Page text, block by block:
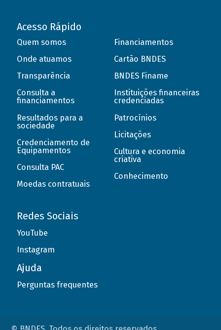
Acesso Rápido
Quem somos
Onde atuamos
Transparência
Consulta a
financiamentos
Resultados para a
sociedade
Credenciamento de
Equipamentos
Consulta PAC
Moedas contratuais
Financiamentos
Cartão BNDES
BNDES Finame
Instituições financeiras
credenciadas
Patrocínios
Licitações
Cultura e economia
criativa
Conhecimento
Redes Sociais
YouTube
Instagram
Ajuda
Perguntas frequentes